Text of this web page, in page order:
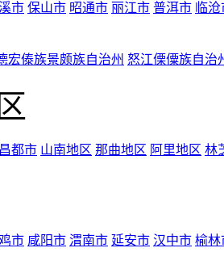
市 保山市 昭通市 丽江市 普洱市 临
宏傣族景颇族自治州 怒江傈僳族自治
昌都市 山南地区 那曲地区 阿里地区 林
市 咸阳市 渭南市 延安市 汉中市 榆林